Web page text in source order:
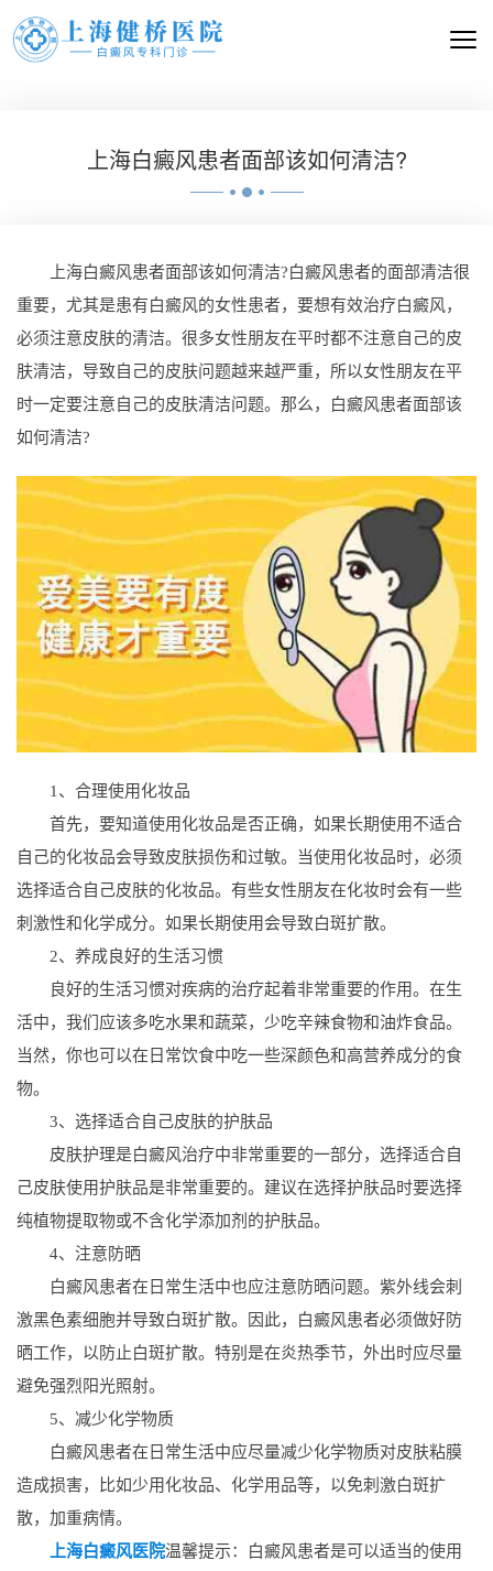
上海白癜风患者面部该如何清洁?
上海白癜风患者面部该如何清洁?白癜风患者的面部清洁很
重要，尤其是患有白癜风的女性患者，要想有效治疗白癜风，
必须注意皮肤的清洁。很多女性朋友在平时都不注意自己的皮
肤清洁，导致自己的皮肤问题越来越严重，所以女性朋友在平
时一定要注意自己的皮肤清洁问题。那么，白癜风患者面部该
如何清洁?
1、合理使用化妆品
首先，要知道使用化妆品是否正确，如果长期使用不适合
自己的化妆品会导致皮肤损伤和过敏。当使用化妆品时，必须
选择适合自己皮肤的化妆品。有些女性朋友在化妆时会有一些
刺激性和化学成分。如果长期使用会导致白斑扩散。
2、养成良好的生活习惯
良好的生活习惯对疾病的治疗起着非常重要的作用。在生
活中，我们应该多吃水果和蔬菜，少吃辛辣食物和油炸食品。
当然，你也可以在日常饮食中吃一些深颜色和高营养成分的食
物。
3、选择适合自己皮肤的护肤品
皮肤护理是白癜风治疗中非常重要的一部分，选择适合自
己皮肤使用护肤品是非常重要的。建议在选择护肤品时要选择
纯植物提取物或不含化学添加剂的护肤品。
4、注意防晒
白癜风患者在日常生活中也应注意防晒问题。紫外线会刺
激黑色素细胞并导致白斑扩散。因此，白癜风患者必须做好防
晒工作，以防止白斑扩散。特别是在炎热季节，外出时应尽量
避免强烈阳光照射。
5、减少化学物质
白癜风患者在日常生活中应尽量减少化学物质对皮肤粘膜
造成损害，比如少用化妆品、化学用品等，以免刺激白斑扩
散，加重病情。
上海白癜风医院温馨提示：白癜风患者是可以适当的使用